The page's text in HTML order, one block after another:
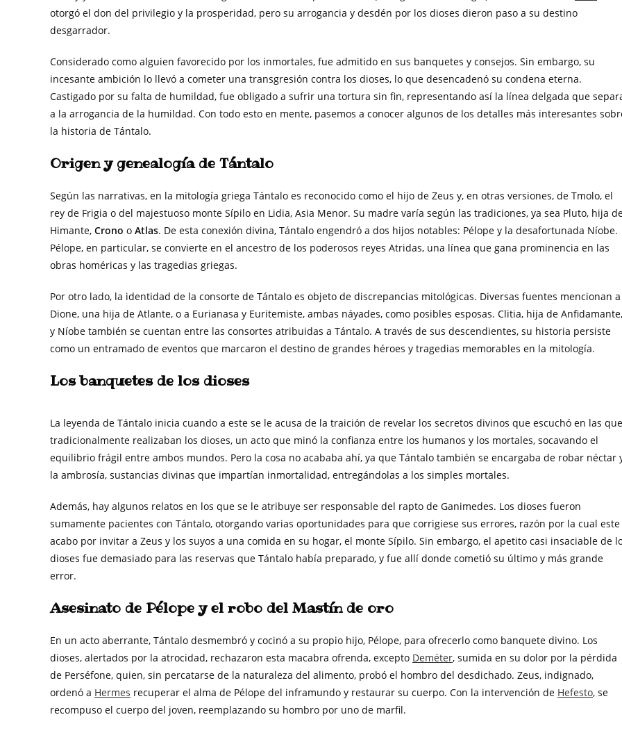
otorgó el don del privilegio y la prosperidad, pero su arrogancia y desdén por los dioses dieron paso a su destino
desgarrador.
Considerado como alguien favorecido por los inmortales, fue admitido en sus banquetes y consejos. Sin embargo, su
incesante ambición lo llevó a cometer una transgresión contra los dioses, lo que desencadenó su condena eterna.
Castigado por su falta de humildad, fue obligado a sufrir una tortura sin fin, representando así la línea delgada que
a la arrogancia de la humildad. Con todo esto en mente, pasemos a conocer algunos de los detalles más interesantes
la historia de Tántalo.
Origen y genealogía de Tántalo
Según las narrativas, en la mitología griega Tántalo es reconocido como el hijo de Zeus y, en otras versiones, de Tmolo, el
rey de Frigia o del majestuoso monte Sípilo en Lidia, Asia Menor. Su madre varía según las tradiciones, ya sea Pluto, hija
Himante, Crono o Atlas. De esta conexión divina, Tántalo engendró a dos hijos notables: Pélope y la desafortunada Níobe.
Pélope, en particular, se convierte en el ancestro de los poderosos reyes Atridas, una línea que gana prominencia en las
obras homéricas y las tragedias griegas.
Por otro lado, la identidad de la consorte de Tántalo es objeto de discrepancias mitológicas. Diversas fuentes mencionan a
Dione, una hija de Atlante, o a Eurianasa y Euritemiste, ambas náyades, como posibles esposas. Clitia, hija de Anfidamante,
y Níobe también se cuentan entre las consortes atribuidas a Tántalo. A través de sus descendientes, su historia persiste
como un entramado de eventos que marcaron el destino de grandes héroes y tragedias memorables en la mitología.
Los banquetes de los dioses
La leyenda de Tántalo inicia cuando a este se le acusa de la traición de revelar los secretos divinos que escuchó en las que
tradicionalmente realizaban los dioses, un acto que minó la confianza entre los humanos y los mortales, socavando el
equilibrio frágil entre ambos mundos. Pero la cosa no acababa ahí, ya que Tántalo también se encargaba de robar néctar
la ambrosía, sustancias divinas que impartían inmortalidad, entregándolas a los simples mortales.
Además, hay algunos relatos en los que se le atribuye ser responsable del rapto de Ganimedes. Los dioses fueron
sumamente pacientes con Tántalo, otorgando varias oportunidades para que corrigiese sus errores, razón por la cual este
acabo por invitar a Zeus y los suyos a una comida en su hogar, el monte Sípilo. Sin embargo, el apetito casi insaciable de
dioses fue demasiado para las reservas que Tántalo había preparado, y fue allí donde cometió su último y más grande
error.
Asesinato de Pélope y el robo del Mastín de oro
En un acto aberrante, Tántalo desmembró y cocinó a su propio hijo, Pélope, para ofrecerlo como banquete divino. Los
dioses, alertados por la atrocidad, rechazaron esta macabra ofrenda, excepto Deméter, sumida en su dolor por la pérdida
de Perséfone, quien, sin percatarse de la naturaleza del alimento, probó el hombro del desdichado. Zeus, indignado,
ordenó a Hermes recuperar el alma de Pélope del inframundo y restaurar su cuerpo. Con la intervención de Hefesto, se
recompuso el cuerpo del joven, reemplazando su hombro por uno de marfil.